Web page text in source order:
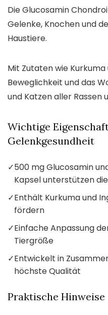
Die Glucosamin
Gelenke, Knochen und
Haustiere.
Mit Zutaten wie
Beweglichkeit und das
und Katzen aller Rassen
Wichtige
Gelenkgesundheit
✓500 mg Glucosamin
Kapsel unterstützen
✓Enthält Kurkuma und
fördern
✓Einfache Anpassung
Tiergröße
✓Entwickelt in
höchste Qualität
Praktische Hinweise